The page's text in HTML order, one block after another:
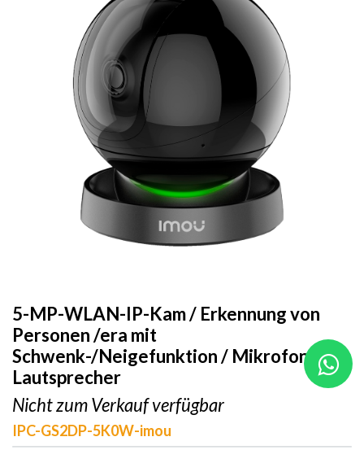
5-MP-WLAN-IP-Kam / Erkennung von
Personen /era mit
Schwenk-/Neigefunktion / Mikrofon und
Lautsprecher
Nicht zum Verkauf verfügbar
IPC-GS2DP-5K0W-imou